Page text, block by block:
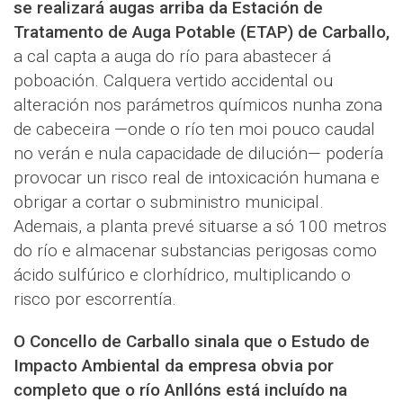
se realizará augas arriba da Estación de
Tratamento de Auga Potable (ETAP) de Carballo,
a cal capta a auga do río para abastecer á
poboación. Calquera vertido accidental ou
alteración nos parámetros químicos nunha zona
de cabeceira —onde o río ten moi pouco caudal
no verán e nula capacidade de dilución— podería
provocar un risco real de intoxicación humana e
obrigar a cortar o subministro municipal.
Ademais, a planta prevé situarse a só 100 metros
do río e almacenar substancias perigosas como
ácido sulfúrico e clorhídrico, multiplicando o
risco por escorrentía.
O Concello de Carballo sinala que o Estudo de
Impacto Ambiental da empresa obvia por
completo que o río Anllóns está incluído na